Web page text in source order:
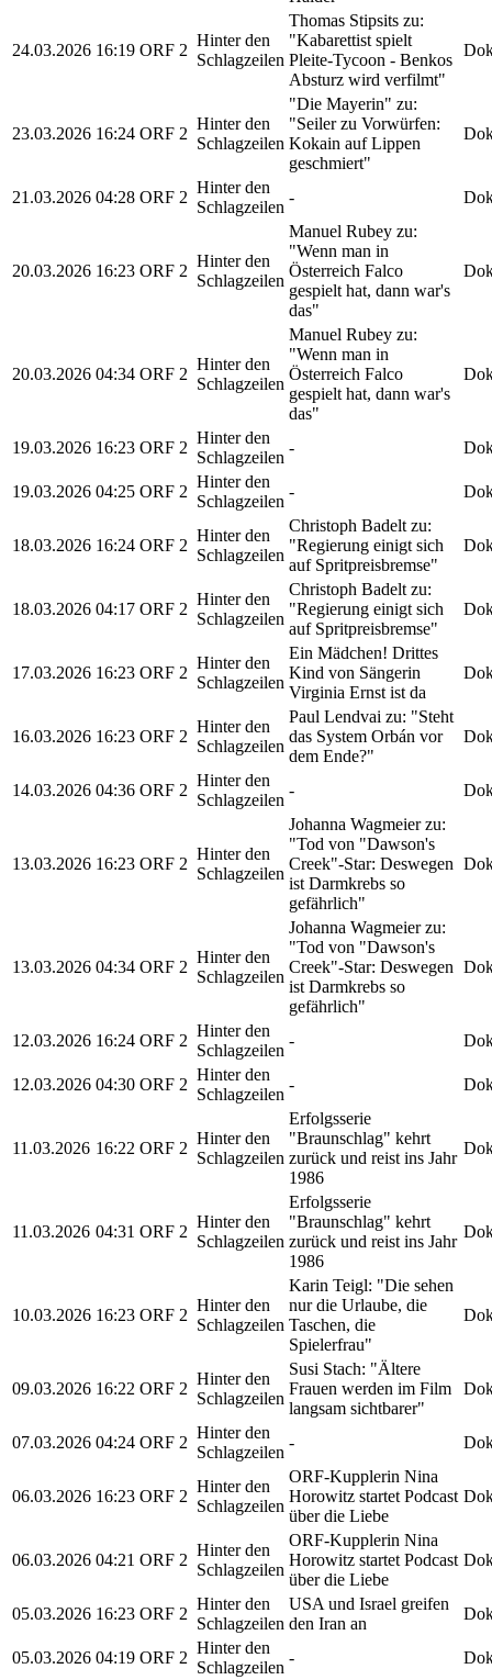
24.03.2026 16:19 ORF 2
Hinter den
Schlagzeilen
Thomas Stipsits zu:
"Kabarettist spielt
Pleite-Tycoon - Benkos
Absturz wird verfilmt"
23.03.2026 16:24 ORF 2
Hinter den
Schlagzeilen
"Die Mayerin" zu:
"Seiler zu Vorwürfen:
Kokain auf Lippen
geschmiert"
21.03.2026 04:28 ORF 2
Hinter den
Schlagzeilen
-
20.03.2026 16:23 ORF 2
Hinter den
Schlagzeilen
Manuel Rubey zu:
"Wenn man in
Österreich Falco
gespielt hat, dann war's
das"
20.03.2026 04:34 ORF 2
Hinter den
Schlagzeilen
Manuel Rubey zu:
"Wenn man in
Österreich Falco
gespielt hat, dann war's
das"
19.03.2026 16:23 ORF 2
Hinter den
Schlagzeilen
-
19.03.2026 04:25 ORF 2
Hinter den
Schlagzeilen
-
18.03.2026 16:24 ORF 2
Hinter den
Schlagzeilen
Christoph Badelt zu:
"Regierung einigt sich
auf Spritpreisbremse"
18.03.2026 04:17 ORF 2
Hinter den
Schlagzeilen
Christoph Badelt zu:
"Regierung einigt sich
auf Spritpreisbremse"
17.03.2026 16:23 ORF 2
Hinter den
Schlagzeilen
Ein Mädchen! Drittes
Kind von Sängerin
Virginia Ernst ist da
16.03.2026 16:23 ORF 2
Hinter den
Schlagzeilen
Paul Lendvai zu: "Steht
das System Orbán vor
dem Ende?"
14.03.2026 04:36 ORF 2
Hinter den
Schlagzeilen
-
13.03.2026 16:23 ORF 2
Hinter den
Schlagzeilen
Johanna Wagmeier zu:
"Tod von "Dawson's
Creek"-Star: Deswegen
ist Darmkrebs so
gefährlich"
13.03.2026 04:34 ORF 2
Hinter den
Schlagzeilen
Johanna Wagmeier zu:
"Tod von "Dawson's
Creek"-Star: Deswegen
ist Darmkrebs so
gefährlich"
12.03.2026 16:24 ORF 2
Hinter den
Schlagzeilen
-
12.03.2026 04:30 ORF 2
Hinter den
Schlagzeilen
-
11.03.2026 16:22 ORF 2
Hinter den
Schlagzeilen
Erfolgsserie
"Braunschlag" kehrt
zurück und reist ins Jahr
1986
11.03.2026 04:31 ORF 2
Hinter den
Schlagzeilen
Erfolgsserie
"Braunschlag" kehrt
zurück und reist ins Jahr
1986
10.03.2026 16:23 ORF 2
Hinter den
Schlagzeilen
Karin Teigl: "Die sehen
nur die Urlaube, die
Taschen, die
Spielerfrau"
09.03.2026 16:22 ORF 2
Hinter den
Schlagzeilen
Susi Stach: "Ältere
Frauen werden im Film
langsam sichtbarer"
07.03.2026 04:24 ORF 2
Hinter den
Schlagzeilen
-
06.03.2026 16:23 ORF 2
Hinter den
Schlagzeilen
ORF-Kupplerin Nina
Horowitz startet Podcast
über die Liebe
06.03.2026 04:21 ORF 2
Hinter den
Schlagzeilen
ORF-Kupplerin Nina
Horowitz startet Podcast
über die Liebe
05.03.2026 16:23 ORF 2
Hinter den
Schlagzeilen
USA und Israel greifen
den Iran an
05.03.2026 04:19 ORF 2
Hinter den
Schlagzeilen
-